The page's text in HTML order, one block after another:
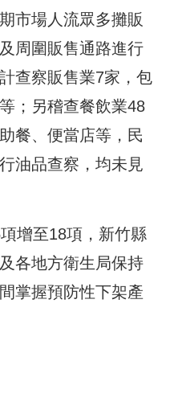
市場人流眾多攤販
周圍販售通路進行
查察販售業7家，包
；另稽查餐飲業48
餐、便當店等，民
油品查察，均未見
增至18項，新竹縣
各地方衛生局保持
掌握預防性下架產